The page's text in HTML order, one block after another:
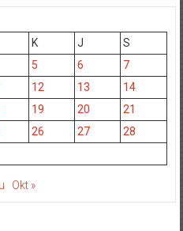
K J
S
5 6
7
12 13
14
19 20
21
26 27
28
Okt »